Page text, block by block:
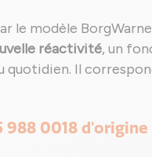
le modèle
réactivité, un
Il
988 0018 d'origine